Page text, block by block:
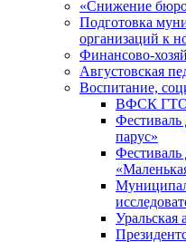
«Снижение
Подготовка
организаций к
Финансово-
Августовская
Воспитание,
ВФСК
парус»
Уральская